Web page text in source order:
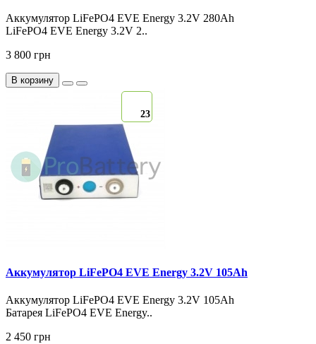
Аккумулятор LiFePO4 EVE Energy 3.2V 280Ah
LiFePO4 EVE Energy 3.2V 2..
3 800 грн
В корзину
23
Аккумулятор LiFePO4 EVE Energy 3.2V 105Ah
Аккумулятор LiFePO4 EVE Energy 3.2V 105Ah
Батарея LiFePO4 EVE Energy..
2 450 грн